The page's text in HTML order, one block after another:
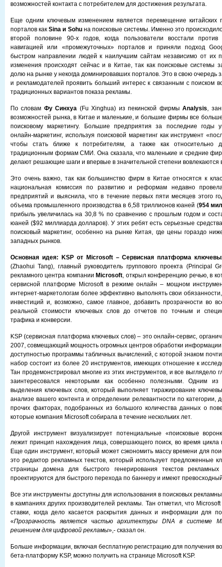
возможностей контакта с потребителем для достижения результата.
Еще одним ключевым изменением является перемещение китайских
порталов какSina и Sohuна поисковые системы. Именно это
второй половине 90-х годов, когда пользователи восстали
навигацией или «промежуточных» порталов и приняли подход
быстром направлении людей к наилучшим сайтам независимо от их
изменения происходят сейчас и в Китае, так как поисковые системы
долю на рынке у некогда доминировавших порталов. Это в свою очередь
и рекламодателей проявить больший интерес к связанным с поиском
традиционных вариантов показа рекламы.
По словам Фу Синхуа (Fu Xinghua) из пекинской фирмыAnalysis,
возможностей рынка, в Китае и маленькие, и большие фирмы все
поисковому маркетингу. Большие предприятия за последние годы
онлайн-маркетинг, используя поисковой маркетинг как инструмент
чтобы стать ближе к потребителям, а также как относительно
традиционным формам СМИ. Она сказала, что маленькие и средние
делают решающие шаги и впервые в значительной степени вовлекаются
Это очень важно, так как большинство фирм в Китае относятся к
национальная комиссия по развитию и реформам недавно
предприятий и выяснила, что в течение первых пяти месяцев этого
объема промышленного производства в 6,58 триллионов юаней (954
прибыль увеличилась на 30,8 % по сравнению с прошлым годом и
юаней ($92 миллиарда долларов). У этих ребят есть серьезные
поисковый маркетинг, особенно на рынке Китая, где цены гораздо
западных рынков.
Основная идея: KSP от Microsoft – Сервисная платформа
(Zhaohui Tang), главный руководитель группового проекта (Principal
рекламного центра компании Microsoft, открыл конференцию речью, в
сервисной платформе Microsoft в режиме онлайн – мощном
интернет-маркетологам более эффективно выполнять свои
инвестиций и, возможно, самое главное, добавить прозрачности во
реальной стоимости ключевых слов до отчетов по точным и
трафика и конверсии.
KSP (сервисная платформа ключевых слов) – это онлайн-сервис,
2007, совмещающий мощность огромных центров обработки информации
доступностью программы табличных вычислений, с которой знаком
набор состоит из более 20 инструментов, имеющих отношение к
Тан продемонстрировал многие из этих инструментов, и все выглядело
заинтересовался некоторыми как особенно полезными. Одним
выделения ключевых слов, который выполняет тиражирование
анализе вашего контента и определении релевантности по категории,
прочих факторах, подобранных из большого количества данных о
которые компания Microsoft собирала в течение нескольких лет.
Другой инструмент визуализирует потенциальные «поисковые
лежит принцип нахождения лица, совершающего поиск, во время цикла
Еще один инструмент, который может сэкономить массу времени для
это редактор рекламных текстов, который использует предложенные
страницы домена для быстрого генерирования текстов
проектируются для быстрого перехода по баннеру и имеют
Все эти инструменты доступны для использования в поисковых
в кампаниях других производителей рекламы. Тан отметил, что
ставки, когда дело касается раскрытия данных и информации для
«Прозрачность является частью архитектуры DNA в системе
решением для цифровой рекламы»,- сказал он.
Больше информации, включая бесплатную регистрацию для получения
бета-платформу KSP, можно получить на странице Microsoft KSP.